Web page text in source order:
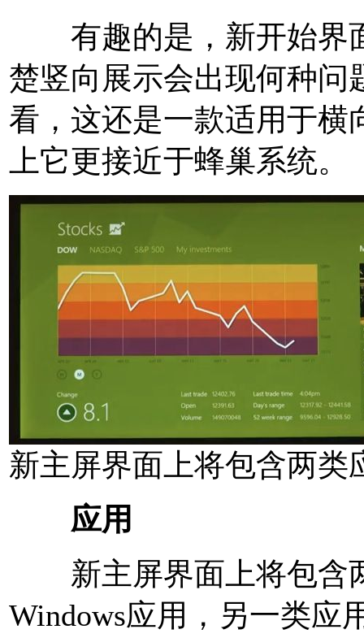
有趣的是，新开始界
楚竖向展示会出现何种问
看，这还是一款适用于横
上它更接近于蜂巢系统。
新主屏界面上将包含两类
应用
新主屏界面上将包含
Windows应用，另一类应